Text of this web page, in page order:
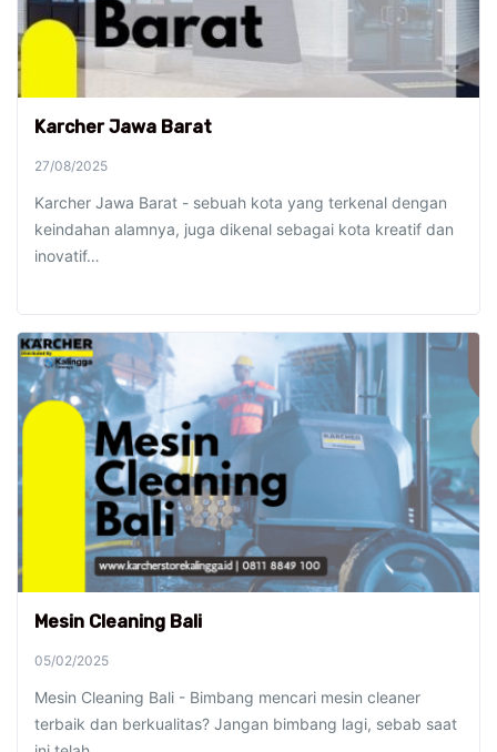
Karcher Jawa Barat
27/08/2025
Karcher Jawa Barat - sebuah kota yang terkenal dengan
keindahan alamnya, juga dikenal sebagai kota kreatif dan
inovatif…
Mesin Cleaning Bali
05/02/2025
Mesin Cleaning Bali - Bimbang mencari mesin cleaner
terbaik dan berkualitas? Jangan bimbang lagi, sebab saat